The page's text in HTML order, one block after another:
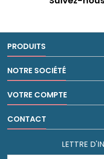
PRODUITS
NOTRE SOCIÉTÉ
VOTRE COMPTE
CONTACT
LETTRE